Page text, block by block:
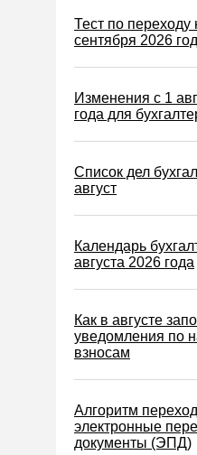
Налог на
Торговый сбор
Туристический
Водный налог
Экологический
Налог на
Акцизы
Возврат и
Налоговые
Статистика
Самозанятые
Тест по
сентября 2026
Изменения с 1
года для
Список дел
август
Календарь
августа 2026 года
Как в августе
уведомления по
взносам
Алгоритм
электронные
документы (ЭПД)